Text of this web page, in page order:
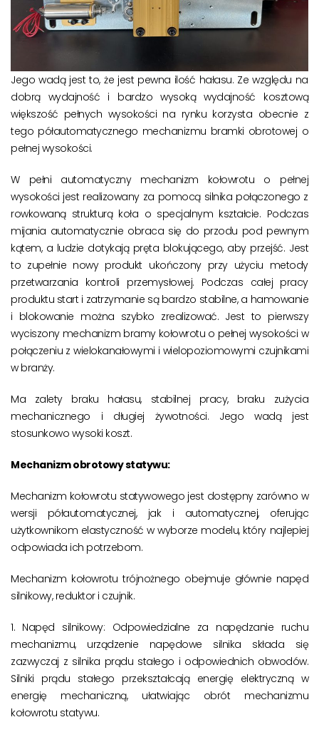
Jego wadą jest to, że jest pewna ilość hałasu. Ze względu na
dobrą wydajność i bardzo wysoką wydajność kosztową
większość pełnych wysokości na rynku korzysta obecnie z
tego półautomatycznego mechanizmu bramki obrotowej o
pełnej wysokości.
W pełni automatyczny mechanizm kołowrotu o pełnej
wysokości jest realizowany za pomocą silnika połączonego z
rowkowaną strukturą koła o specjalnym kształcie. Podczas
mijania automatycznie obraca się do przodu pod pewnym
kątem, a ludzie dotykają pręta blokującego, aby przejść. Jest
to zupełnie nowy produkt ukończony przy użyciu metody
przetwarzania kontroli przemysłowej. Podczas całej pracy
produktu start i zatrzymanie są bardzo stabilne, a hamowanie
i blokowanie można szybko zrealizować. Jest to pierwszy
wyciszony mechanizm bramy kołowrotu o pełnej wysokości w
połączeniu z wielokanałowymi i wielopoziomowymi czujnikami
w branży.
Ma zalety braku hałasu, stabilnej pracy, braku zużycia
mechanicznego i długiej żywotności. Jego wadą jest
stosunkowo wysoki koszt.
Mechanizm obrotowy statywu:
Mechanizm kołowrotu statywowego jest dostępny zarówno w
wersji półautomatycznej, jak i automatycznej, oferując
użytkownikom elastyczność w wyborze modelu, który najlepiej
odpowiada ich potrzebom.
Mechanizm kołowrotu trójnożnego obejmuje głównie napęd
silnikowy, reduktor i czujnik.
1. Napęd silnikowy: Odpowiedzialne za napędzanie ruchu
mechanizmu, urządzenie napędowe silnika składa się
zazwyczaj z silnika prądu stałego i odpowiednich obwodów.
Silniki prądu stałego przekształcają energię elektryczną w
energię mechaniczną, ułatwiając obrót mechanizmu
kołowrotu statywu.